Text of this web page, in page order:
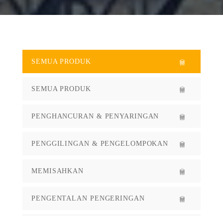
SEMUA PRODUK
SEMUA PRODUK
PENGHANCURAN & PENYARINGAN
PENGGILINGAN & PENGELOMPOKAN
MEMISAHKAN
PENGENTALAN PENGERINGAN